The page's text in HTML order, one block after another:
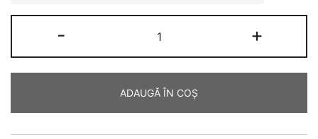
până
269,90 €
-
D213
GP
180/60ZR17
+
ADAUGĂ ÎN COȘ